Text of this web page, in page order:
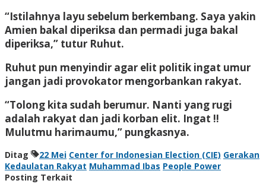
“Istilahnya layu sebelum berkembang. Saya yakin
Amien bakal diperiksa dan permadi juga bakal
diperiksa,” tutur Ruhut.
Ruhut pun menyindir agar elit politik ingat umur
jangan jadi provokator mengorbankan rakyat.
“Tolong kita sudah berumur. Nanti yang rugi
adalah rakyat dan jadi korban elit. Ingat !!
Mulutmu harimaumu,” pungkasnya.
Ditag 22 Mei Center for Indonesian Election (CIE) Gerakan
Kedaulatan Rakyat Muhammad Ibas People Power
Posting Terkait